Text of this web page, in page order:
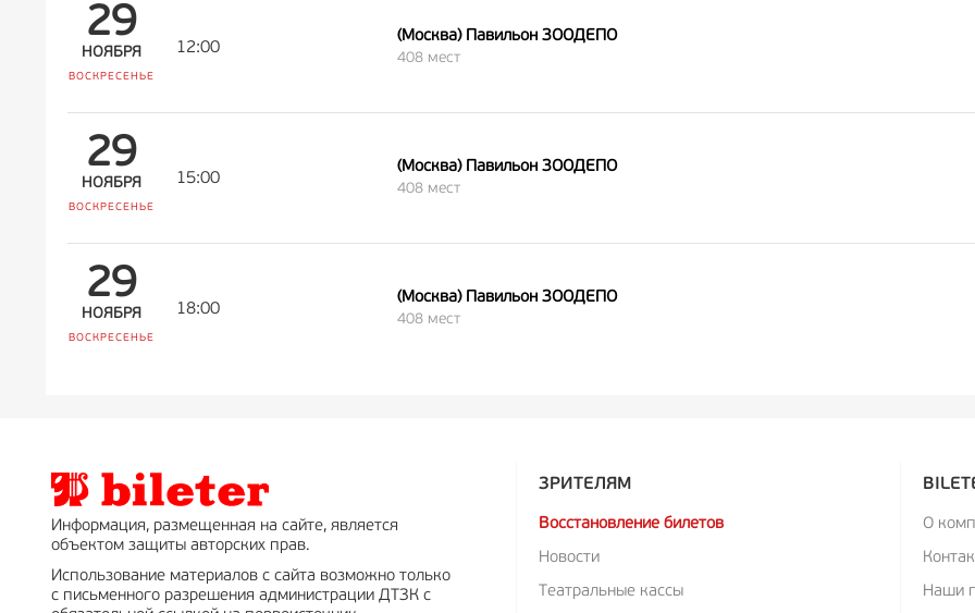
29
НОЯБРЯ
ВОСКРЕСЕНЬЕ
12:00
(Москва) Павильон ЗООДЕПО
408 мест
29
НОЯБРЯ
ВОСКРЕСЕНЬЕ
15:00
(Москва) Павильон ЗООДЕПО
408 мест
29
НОЯБРЯ
ВОСКРЕСЕНЬЕ
18:00
(Москва) Павильон ЗООДЕПО
408 мест
Информация, размещенная на сайте, является
объектом защиты авторских прав.
Использование материалов с сайта возможно только
с письменного разрешения администрации ДТЗК с
ЗРИТЕЛЯМ
Восстановление билетов
Новости
Театральные кассы
О
Наши